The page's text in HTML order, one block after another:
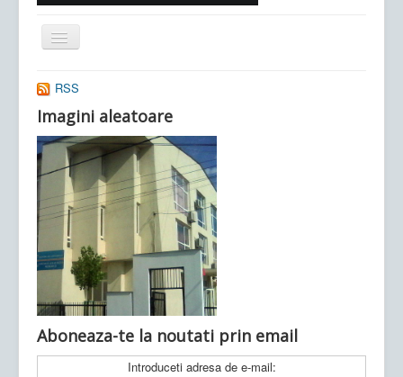
Comută
navigarea
Ultimele articole: Vi, 04.11.2022 -
Județean Mehedinți
RSS
Imagini aleatoare
Aboneaza-te la noutati prin email
Introduceti adresa de e-mail: